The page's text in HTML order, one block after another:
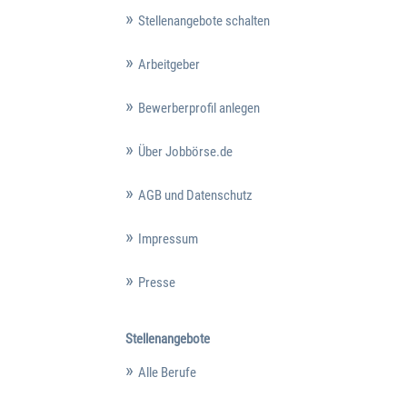
Stellenangebote schalten
Arbeitgeber
Bewerberprofil anlegen
Über Jobbörse.de
AGB und Datenschutz
Impressum
Presse
Stellenangebote
Alle Berufe